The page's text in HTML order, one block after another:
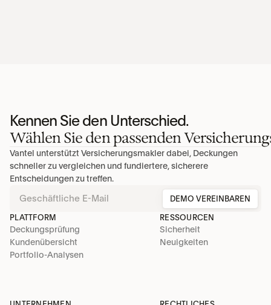
Kennen Sie den Unterschied.
Wählen Sie den passenden
Vantel unterstützt Versicherungsmakler dabei, Deckungen
schneller zu vergleichen und fundiertere, sicherere
Entscheidungen zu treffen.
DEMO VEREINBAREN
PLATTFORM
Deckungsprüfung
Kundenübersicht
Portfolio-Analysen
RESSOURCEN
Sicherheit
Neuigkeiten